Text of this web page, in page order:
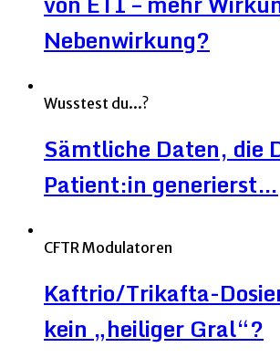
Nebenwirkung?
Wusstest du...?
Sämtliche Daten, die
Patient:in generierst…
CFTR Modulatoren
Kaftrio/Trikafta-
kein „heiliger Gral“?